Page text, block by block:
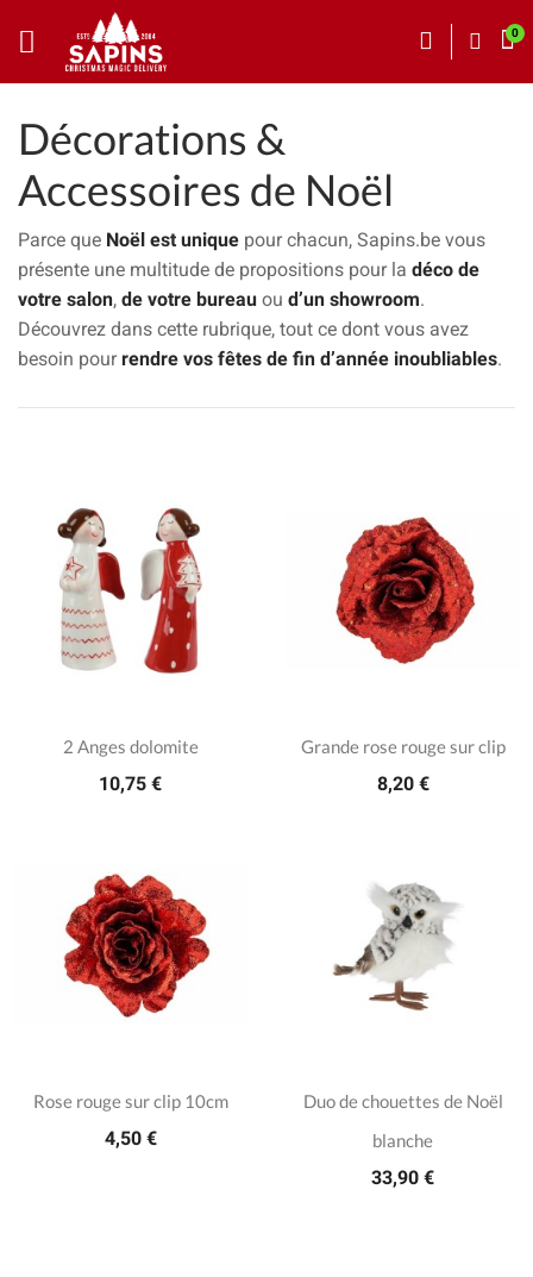
Décorations &
Accessoires de Noël
Parce que Noël est unique pour chacun, Sapins.be vous
présente une multitude de propositions pour la déco de
votre salon, de votre bureau ou d’un showroom.
Découvrez dans cette rubrique, tout ce dont vous avez
besoin pourrendre vos fêtes de fin d’année inoubliables.
2 Anges dolomite
10,75 €
Grande rose rouge sur clip
8,20 €
Rose rouge sur clip 10cm
4,50 €
Duo de chouettes de Noël
blanche
33,90 €